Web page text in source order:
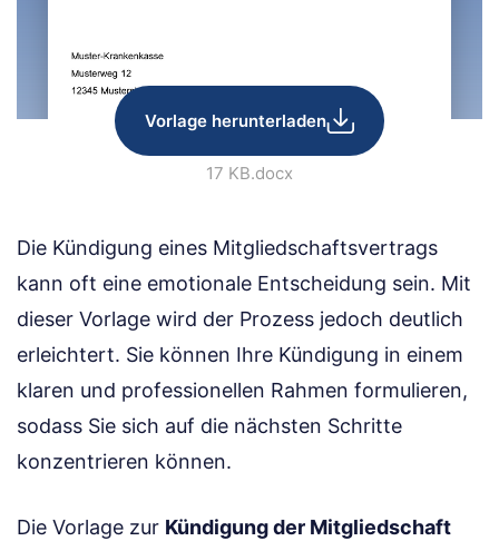
Vorlage herunterladen
17 KB.docx
Die Kündigung eines Mitgliedschaftsvertrags
kann oft eine emotionale Entscheidung sein. Mit
dieser Vorlage wird der Prozess jedoch deutlich
erleichtert. Sie können Ihre Kündigung in einem
klaren und professionellen Rahmen formulieren,
sodass Sie sich auf die nächsten Schritte
konzentrieren können.
Die Vorlage zur Kündigung der Mitgliedschaft